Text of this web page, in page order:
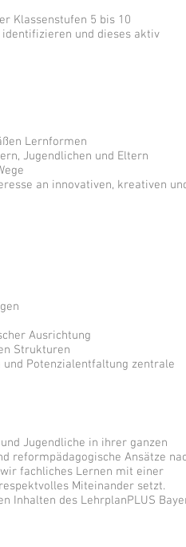
Klassenstufen 5 bis 10
und dieses aktiv
Lernformen
Jugendlichen und Eltern
an innovativen, kreativen
Ausrichtung
Strukturen
Potenzialentfaltung zentrale
Jugendliche in ihrer ganzen
reformpädagogische Ansätze
fachliches Lernen mit einer
Miteinander setzt.
Inhalten des LehrplanPLUS